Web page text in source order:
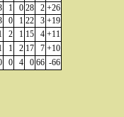
1 0 28 2 +26
0 1 22 3 +19
2 1 15 4 +11
1 2 17 7 +10
0 4 0 66 -66